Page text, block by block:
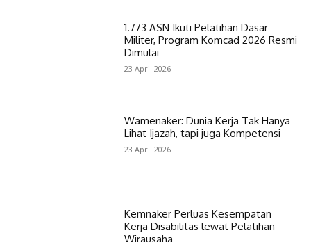
1.773 ASN Ikuti Pelatihan Dasar
Militer, Program Komcad 2026 Resmi
Dimulai
23 April 2026
Wamenaker: Dunia Kerja Tak Hanya
Lihat Ijazah, tapi juga Kompetensi
23 April 2026
Kemnaker Perluas Kesempatan
Kerja Disabilitas lewat Pelatihan
Wirausaha